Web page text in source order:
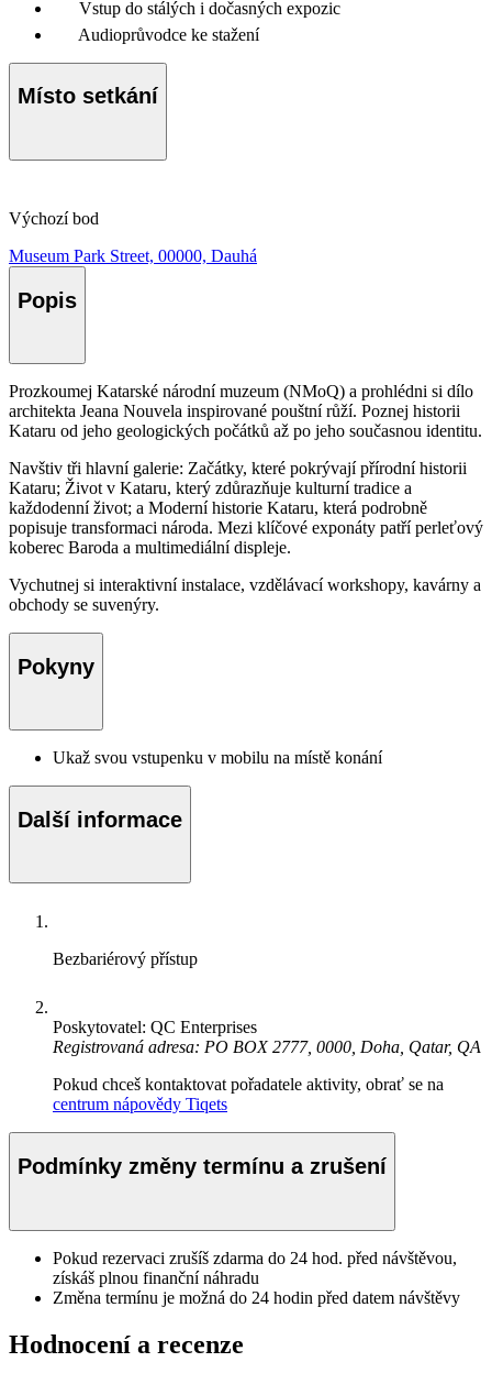
Vstup do stálých i dočasných expozic
Audioprůvodce ke stažení
Místo setkání
Výchozí bod
Museum Park Street, 00000, Dauhá
Popis
Prozkoumej Katarské národní muzeum (NMoQ) a prohlédni si dílo
architekta Jeana Nouvela inspirované pouštní růží. Poznej historii
Kataru od jeho geologických počátků až po jeho současnou identitu.
Navštiv tři hlavní galerie: Začátky, které pokrývají přírodní historii
Kataru; Život v Kataru, který zdůrazňuje kulturní tradice a
každodenní život; a Moderní historie Kataru, která podrobně
popisuje transformaci národa. Mezi klíčové exponáty patří perleťový
koberec Baroda a multimediální displeje.
Vychutnej si interaktivní instalace, vzdělávací workshopy, kavárny a
obchody se suvenýry.
Pokyny
Ukaž svou vstupenku v mobilu na místě konání
Další informace
Bezbariérový přístup
Poskytovatel: QC Enterprises
Registrovaná adresa: PO BOX 2777, 0000, Doha, Qatar, QA
Pokud chceš kontaktovat pořadatele aktivity, obrať se na
centrum nápovědy Tiqets
Podmínky změny termínu a zrušení
Pokud rezervaci zrušíš zdarma do 24 hod. před návštěvou,
získáš plnou finanční náhradu
Změna termínu je možná do 24 hodin před datem návštěvy
Hodnocení a recenze